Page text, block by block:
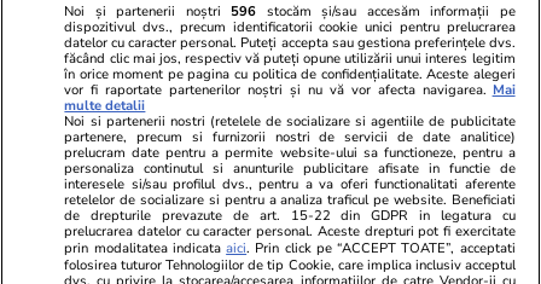
Tehnologie 22:19
Doi roboți umanoizi au operat pentru prima
dată un pacient viu, sub supravegherea
chirurgilor
Citește mai multe
Noi și partenerii noștri 596 stocăm și/sau accesăm informații pe
dispozitivul dvs., precum identificatorii cookie unici pentru prelucrarea
datelor cu caracter personal. Puteți accepta sau gestiona preferințele dvs.
făcând clic mai jos, respectiv vă puteți opune utilizării unui interes legitim
în orice moment pe pagina cu politica de confidențialitate. Aceste alegeri
vor fi raportate partenerilor noștri și nu vă vor afecta navigarea. Mai
multe detalii
Noi si partenerii nostri (retelele de socializare si agentiile de publicitate
partenere, precum si furnizorii nostri de servicii de date analitice)
prelucram date pentru a permite website-ului sa functioneze, pentru a
personaliza continutul si anunturile publicitare afisate in functie de
interesele si/sau profilul dvs., pentru a va oferi functionalitati aferente
retelelor de socializare si pentru a analiza traficul pe website. Beneficiati
de drepturile prevazute de art. 15-22 din GDPR in legatura cu
prelucrarea datelor cu caracter personal. Aceste drepturi pot fi exercitate
prin modalitatea indicataaici. Prin click pe “ACCEPT TOATE”, acceptati
folosirea tuturor Tehnologiilor de tip Cookie, care implica inclusiv acceptul